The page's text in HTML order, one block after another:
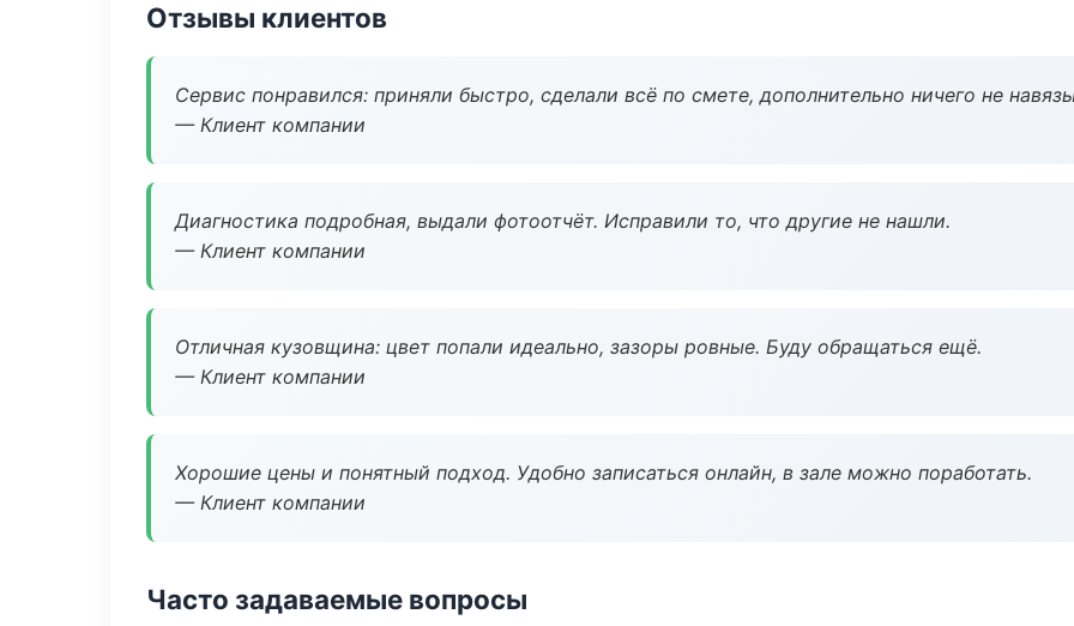
Отзывы клиентов
Сервис понравился: приняли быстро, сделали всё по смете, дополнительно ничего не
— Клиент компании
Диагностика подробная, выдали фотоотчёт. Исправили то, что другие не нашли.
— Клиент компании
Отличная кузовщина: цвет попали идеально, зазоры ровные. Буду обращаться ещё.
— Клиент компании
Хорошие цены и понятный подход. Удобно записаться онлайн, в зале можно поработать.
— Клиент компании
Часто задаваемые вопросы